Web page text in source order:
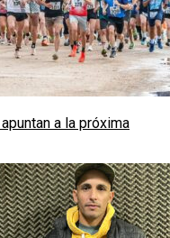
a la próxima